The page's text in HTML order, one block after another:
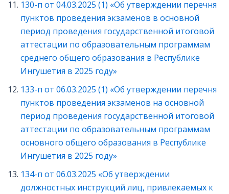
130-п от 04.03.2025 (1) «Об утверждении перечня
пунктов проведения экзаменов в основной
период проведения государственной итоговой
аттестации по образовательным программам
среднего общего образования в Республике
Ингушетия в 2025 году»
133-п от 06.03.2025 (1) «Об утверждении перечня
пунктов проведения экзаменов на основной
период проведения государственной итоговой
аттестации по образовательным программам
основного общего образования в Республике
Ингушетия в 2025 году»
134-п от 06.03.2025 «Об утверждении
должностных инструкций лиц, привлекаемых к